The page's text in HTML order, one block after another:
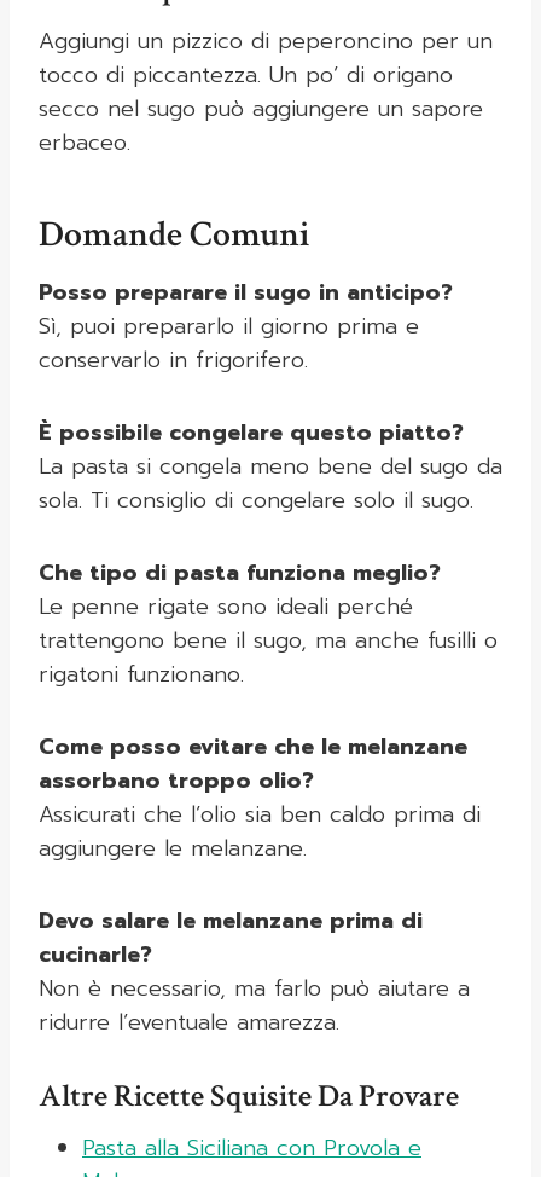
Aggiungi un pizzico di peperoncino per un
tocco di piccantezza. Un po’ di origano
secco nel sugo può aggiungere un sapore
erbaceo.
Domande Comuni
Posso preparare il sugo in anticipo?
Sì, puoi prepararlo il giorno prima e
conservarlo in frigorifero.
È possibile congelare questo piatto?
La pasta si congela meno bene del sugo da
sola. Ti consiglio di congelare solo il sugo.
Che tipo di pasta funziona meglio?
Le penne rigate sono ideali perché
trattengono bene il sugo, ma anche fusilli o
rigatoni funzionano.
Come posso evitare che le melanzane
assorbano troppo olio?
Assicurati che l’olio sia ben caldo prima di
aggiungere le melanzane.
Devo salare le melanzane prima di
cucinarle?
Non è necessario, ma farlo può aiutare a
ridurre l’eventuale amarezza.
Altre Ricette Squisite Da Provare
Pasta alla Siciliana con Provola e